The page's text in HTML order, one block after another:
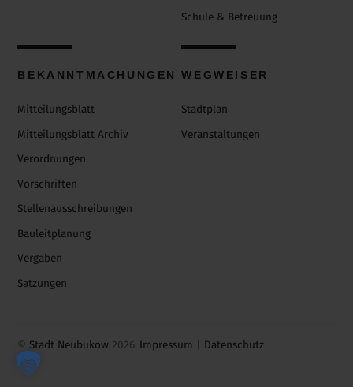
Schule & Betreuung
BEKANNTMACHUNGEN
Mitteilungsblatt
Mitteilungsblatt Archiv
Verordnungen
Vorschriften
Stellenausschreibungen
Bauleitplanung
Vergaben
Satzungen
WEGWEISER
Stadtplan
Veranstaltungen
© Stadt Neubukow 2026 Impressum Datenschutz